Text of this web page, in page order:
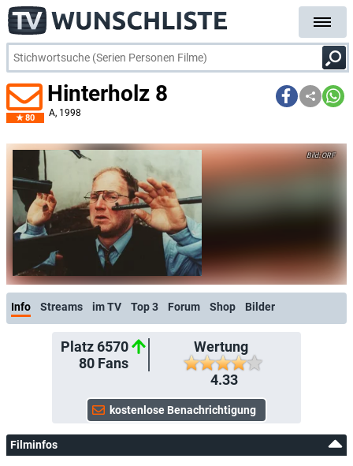
80
Hinterholz 8
A, 1998
ORF
Info Streams im TV Top 3 Forum Shop Bilder
Platz 6570
80Fans
Wertung
4.33
Filminfos